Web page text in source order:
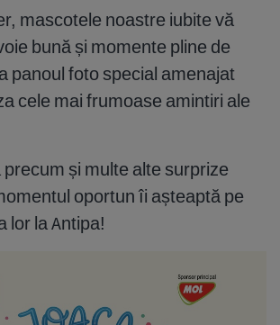
mascotele noastre iubite vă
bună și momente pline de
panoul foto special amenajat
cele mai frumoase amintiri ale
și multe alte surprize
oportun îi așteaptă pe
lor la Antipa!